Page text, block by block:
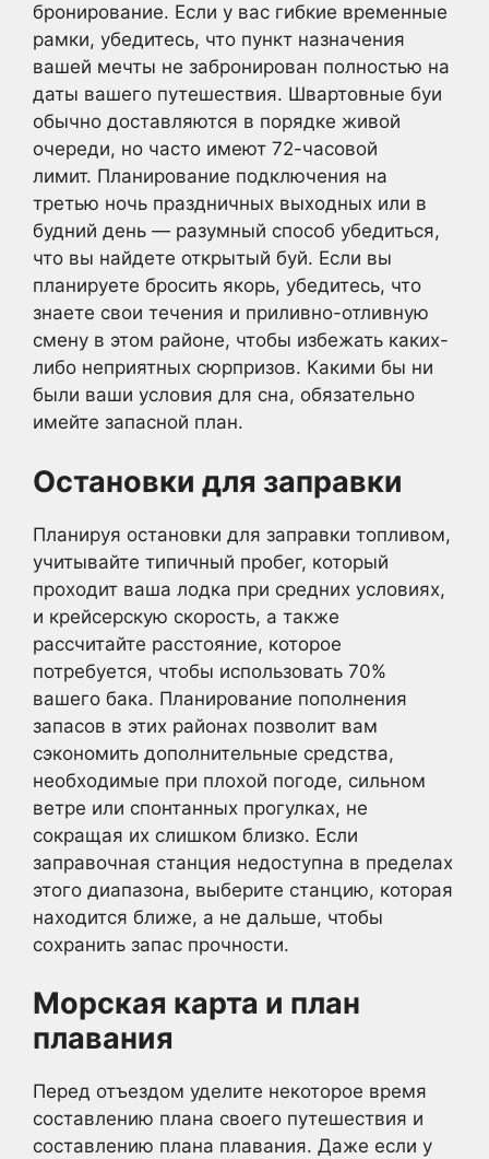
бронирование. Если у вас гибкие временные
рамки, убедитесь, что пункт назначения
вашей мечты не забронирован полностью на
даты вашего путешествия. Швартовные буи
обычно доставляются в порядке живой
очереди, но часто имеют 72-часовой
лимит. Планирование подключения на
третью ночь праздничных выходных или в
будний день — разумный способ убедиться,
что вы найдете открытый буй. Если вы
планируете бросить якорь, убедитесь, что
знаете свои течения и приливно-отливную
смену в этом районе, чтобы избежать каких-
либо неприятных сюрпризов. Какими бы ни
были ваши условия для сна, обязательно
имейте запасной план.
Остановки для заправки
Планируя остановки для заправки топливом,
учитывайте типичный пробег, который
проходит ваша лодка при средних условиях,
и крейсерскую скорость, а также
рассчитайте расстояние, которое
потребуется, чтобы использовать 70%
вашего бака. Планирование пополнения
запасов в этих районах позволит вам
сэкономить дополнительные средства,
необходимые при плохой погоде, сильном
ветре или спонтанных прогулках, не
сокращая их слишком близко. Если
заправочная станция недоступна в пределах
этого диапазона, выберите станцию, которая
находится ближе, а не дальше, чтобы
сохранить запас прочности.
Морская карта и план
плавания
Перед отъездом уделите некоторое время
составлению плана своего путешествия и
составлению плана плавания. Даже если у